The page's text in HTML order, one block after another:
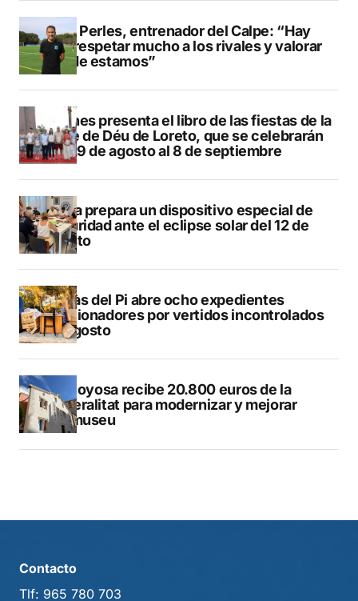
Pere Perles, entrenador del Calpe: “Hay
que respetar mucho a los rivales y valorar
dónde estamos”
Duanes presenta el libro de las fiestas de la
Mare de Déu de Loreto, que se celebrarán
del 29 de agosto al 8 de septiembre
Xàbia prepara un dispositivo especial de
seguridad ante el eclipse solar del 12 de
agosto
L’Alfàs del Pi abre ocho expedientes
sancionadores por vertidos incontrolados
en agosto
Villajoyosa recibe 20.800 euros de la
Generalitat para modernizar y mejorar
Vilamuseu
Contacto
Tlf: 965 780 703